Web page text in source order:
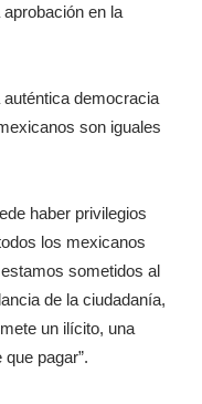
en la
democracia
son iguales
haber privilegios
los mexicanos
sometidos al
de la ciudadanía,
un ilícito, una
pagar”.